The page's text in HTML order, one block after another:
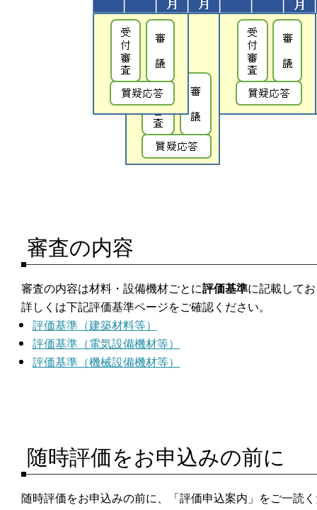
審査の内容
審査の内容は材料・設備機材ごとに評価基準に記載して
詳しくは下記評価基準ページをご確認ください。
評価基準（建築材料等）
評価基準（電気設備機材等）
評価基準（機械設備機材等）
随時評価をお申込みの前に
随時評価をお申込みの前に、「評価申込案内」をご一読